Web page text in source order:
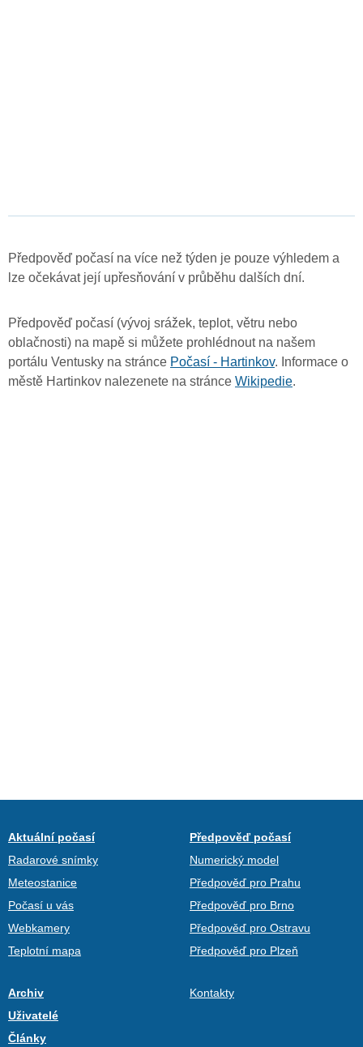
Předpověď počasí na více než týden je pouze výhledem a
lze očekávat její upřesňování v průběhu dalších dní.
Předpověď počasí (vývoj srážek, teplot, větru nebo
oblačnosti) na mapě si můžete prohlédnout na našem
portálu Ventusky na stránce Počasí - Hartinkov. Informace o
městě Hartinkov nalezenete na stránce Wikipedie.
Aktuální počasí
Radarové snímky
Meteostanice
Počasí u vás
Webkamery
Teplotní mapa
Předpověď počasí
Numerický model
Předpověď pro Prahu
Předpověď pro Brno
Předpověď pro Ostravu
Předpověď pro Plzeň
Archiv
Uživatelé
Články
Kontakty